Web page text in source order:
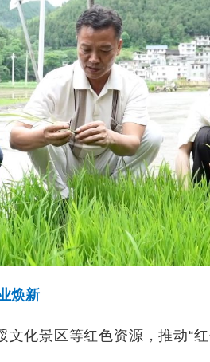
焕新
化景区等红色资源，推动“红